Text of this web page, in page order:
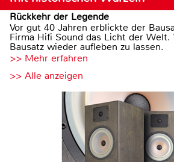
Rückkehr der Legende
Vor gut 40 Jahren erblickte der
Firma Hifi Sound das Licht der Welt.
Bausatz wieder aufleben zu lassen.
>> Mehr erfahren
>> Alle anzeigen